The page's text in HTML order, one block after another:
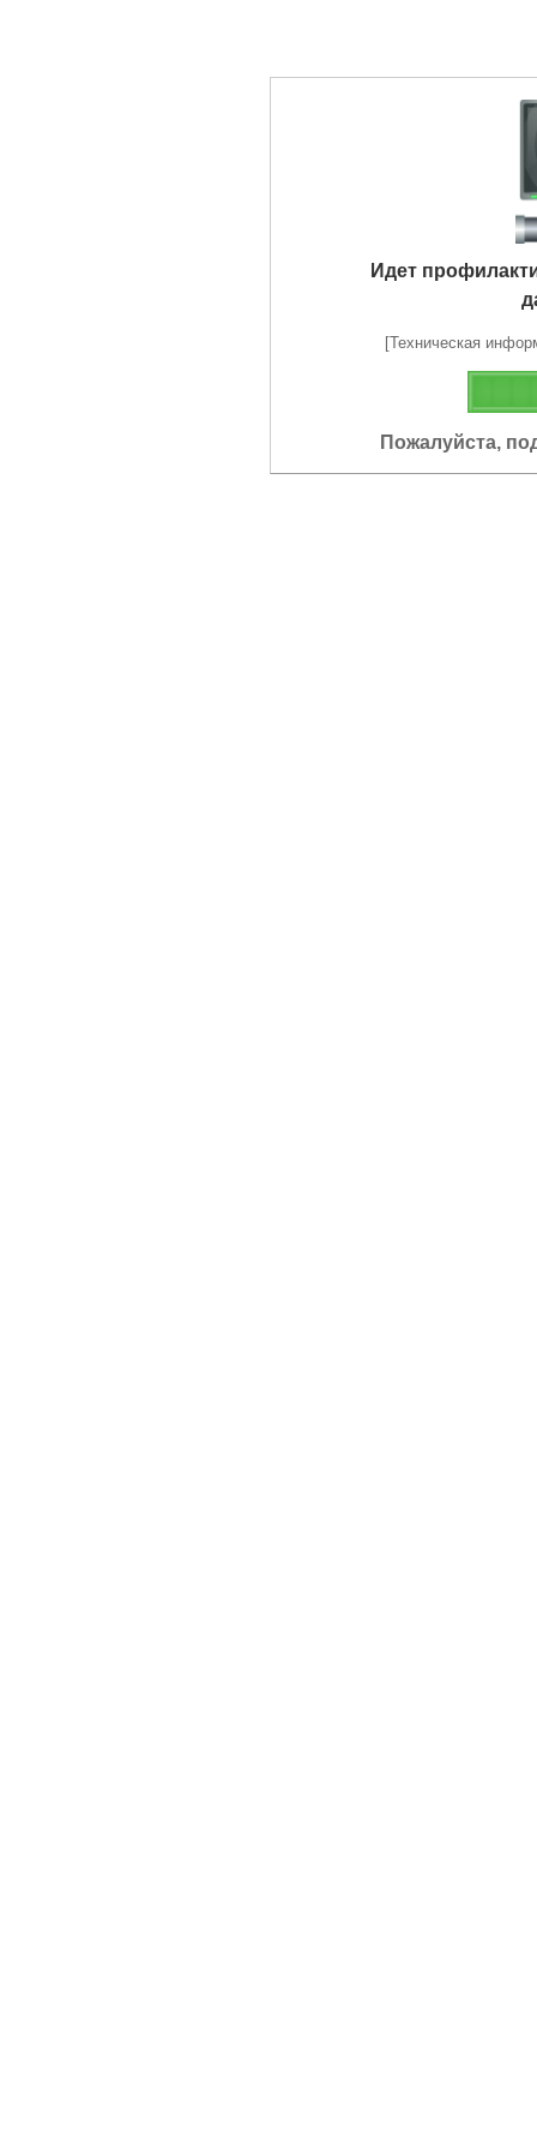
Идет
[Техническая
Пожалуйста,